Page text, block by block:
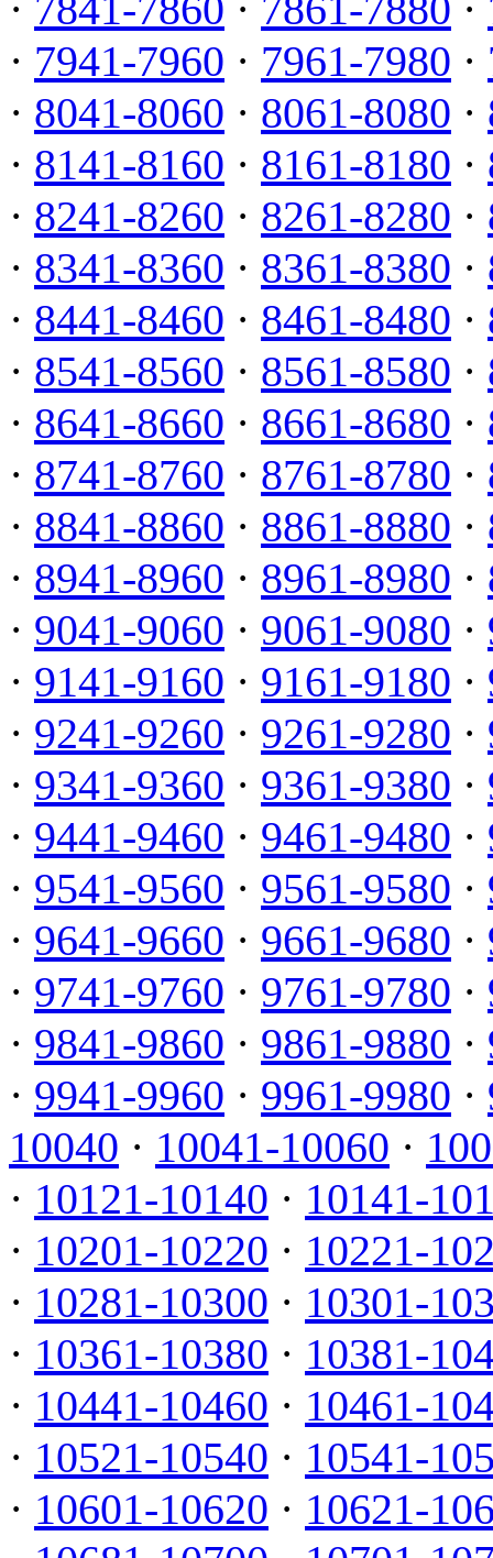
· 7941-7960 · 7961-7980 ·
· 8041-8060 · 8061-8080 ·
· 8141-8160 · 8161-8180 ·
· 8241-8260 · 8261-8280 ·
· 8341-8360 · 8361-8380 ·
· 8441-8460 · 8461-8480 ·
· 8541-8560 · 8561-8580 ·
· 8641-8660 · 8661-8680 ·
· 8741-8760 · 8761-8780 ·
· 8841-8860 · 8861-8880 ·
· 8941-8960 · 8961-8980 ·
· 9041-9060 · 9061-9080 ·
· 9141-9160 · 9161-9180 ·
· 9241-9260 · 9261-9280 ·
· 9341-9360 · 9361-9380 ·
· 9441-9460 · 9461-9480 ·
· 9541-9560 · 9561-9580 ·
· 9641-9660 · 9661-9680 ·
· 9741-9760 · 9761-9780 ·
· 9841-9860 · 9861-9880 ·
· 9941-9960 · 9961-9980 ·
10040 · 10041-10060 ·
· 10121-10140 · 10141-
· 10201-10220 · 10221-
· 10281-10300 · 10301-
· 10361-10380 · 10381-
· 10441-10460 · 10461-
· 10521-10540 · 10541-
· 10601-10620 · 10621-